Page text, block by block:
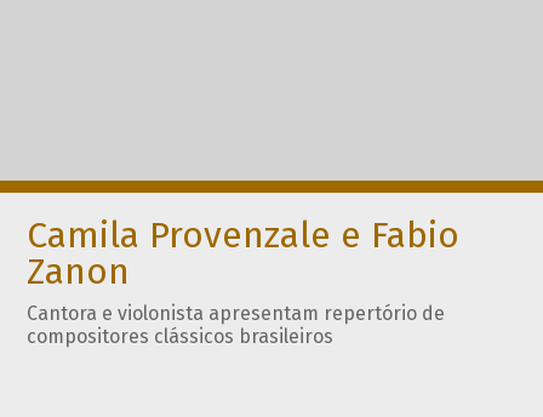
Camila Provenzale e Fabio
Zanon
Cantora e violonista apresentam repertório de
compositores clássicos brasileiros